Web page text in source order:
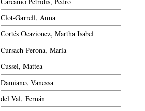
Clot-Garrell, Anna
Cortés Ocazionez, Martha Isabel
Cursach Perona, Maria
Cussel, Mattea
Damiano, Vanessa
del Val, Fernán